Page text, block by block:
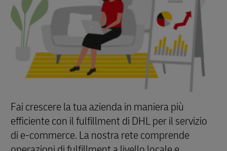
Fai crescere la tua azienda in maniera più
efficiente con il fulfillment di DHL per il servizio
di e-commerce. La nostra rete comprende